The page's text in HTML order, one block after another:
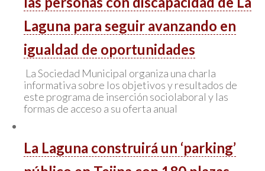
Laguna para seguir avanzando en
igualdad de oportunidades
La Sociedad Municipal organiza una charla
informativa sobre los objetivos y resultados de
este programa de inserción sociolaboral y las
formas de acceso a su oferta anual
La Laguna construirá un ‘parking’